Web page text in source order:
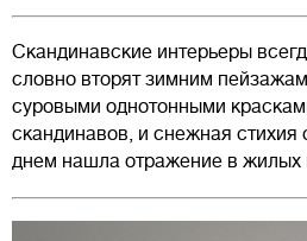
Скандинавские интерьеры
словно вторят зимним
суровыми однотонными
скандинавов, и снежная стихия
днем нашла отражение в жилых